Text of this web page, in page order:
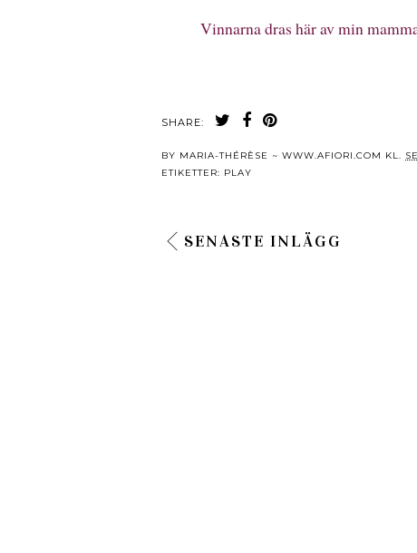
Vinnarna dras här av min
SHARE:
BY MARIA-THÉRÈSE ~ WWW.AFIORI.COM KL.
ETIKETTER: PLAY
SENASTE INLÄGG